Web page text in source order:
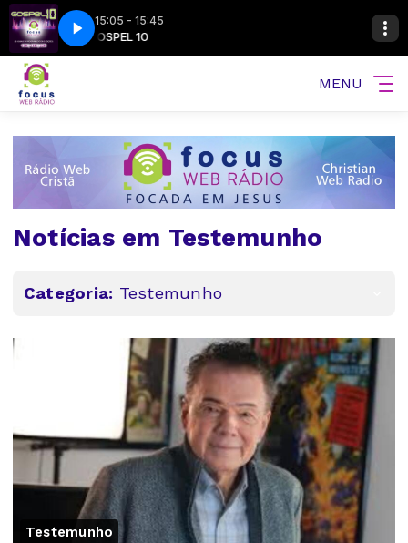
15:05 - 15:45
GOSPEL 10
bloco3Madrugada com Louvor - 06-08-2026-bloco3
MENU
Notícias em Testemunho
Categoria: Testemunho
Testemunho